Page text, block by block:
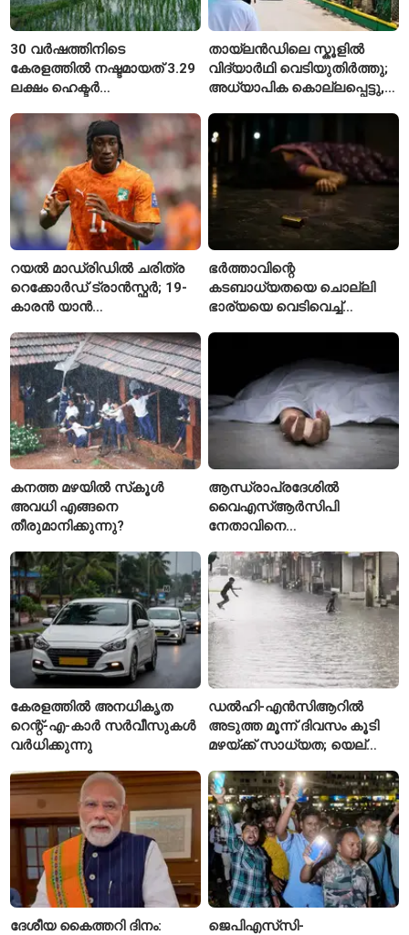
30 വർഷത്തിനിടെ
കേരളത്തിൽ നഷ്ടമായത് 3.29
ലക്ഷം ഹെക്ടർ
തായ്‌ലൻഡിലെ സ്കൂളിൽ
വിദ്യാർഥി വെടിയുതിർത്തു;
അധ്യാപിക കൊല്ലപ്പെട്ടു,
റയൽ മാഡ്രിഡിൽ ചരിത്ര
റെക്കോർഡ് ട്രാൻസ്ഫർ; 19-
കാരൻ യാൻ
സ്വന്തമാക്കി സ്പാനിഷ്
വമ്പന്മാർ
ഭർത്താവിന്റെ
കടബാധ്യതയെ ചൊല്ലി
ഭാര്യയെ വെടിവെച്ച്
കൊലപാതകം
കനത്ത മഴയിൽ സ്‌കൂൾ
അവധി എങ്ങനെ
തീരുമാനിക്കുന്നു?
ആന്ധ്രാപ്രദേശിൽ
വൈഎസ്ആർസിപി
നേതാവിനെ
അന്വേഷണം ആരംഭിച്ച്
പൊലീസ്
കേരളത്തിൽ അനധികൃത
റെന്റ്-എ-കാർ സർവീസുകൾ
വർധിക്കുന്നു
ഡൽഹി-എൻസിആറിൽ
അടുത്ത മൂന്ന് ദിവസം കൂടി
മഴയ്ക്ക് സാധ്യത; യെല്ലോ
ഐഎംഡി
ദേശീയ കൈത്തറി ദിനം:
ജെപിഎസ്‌സി-